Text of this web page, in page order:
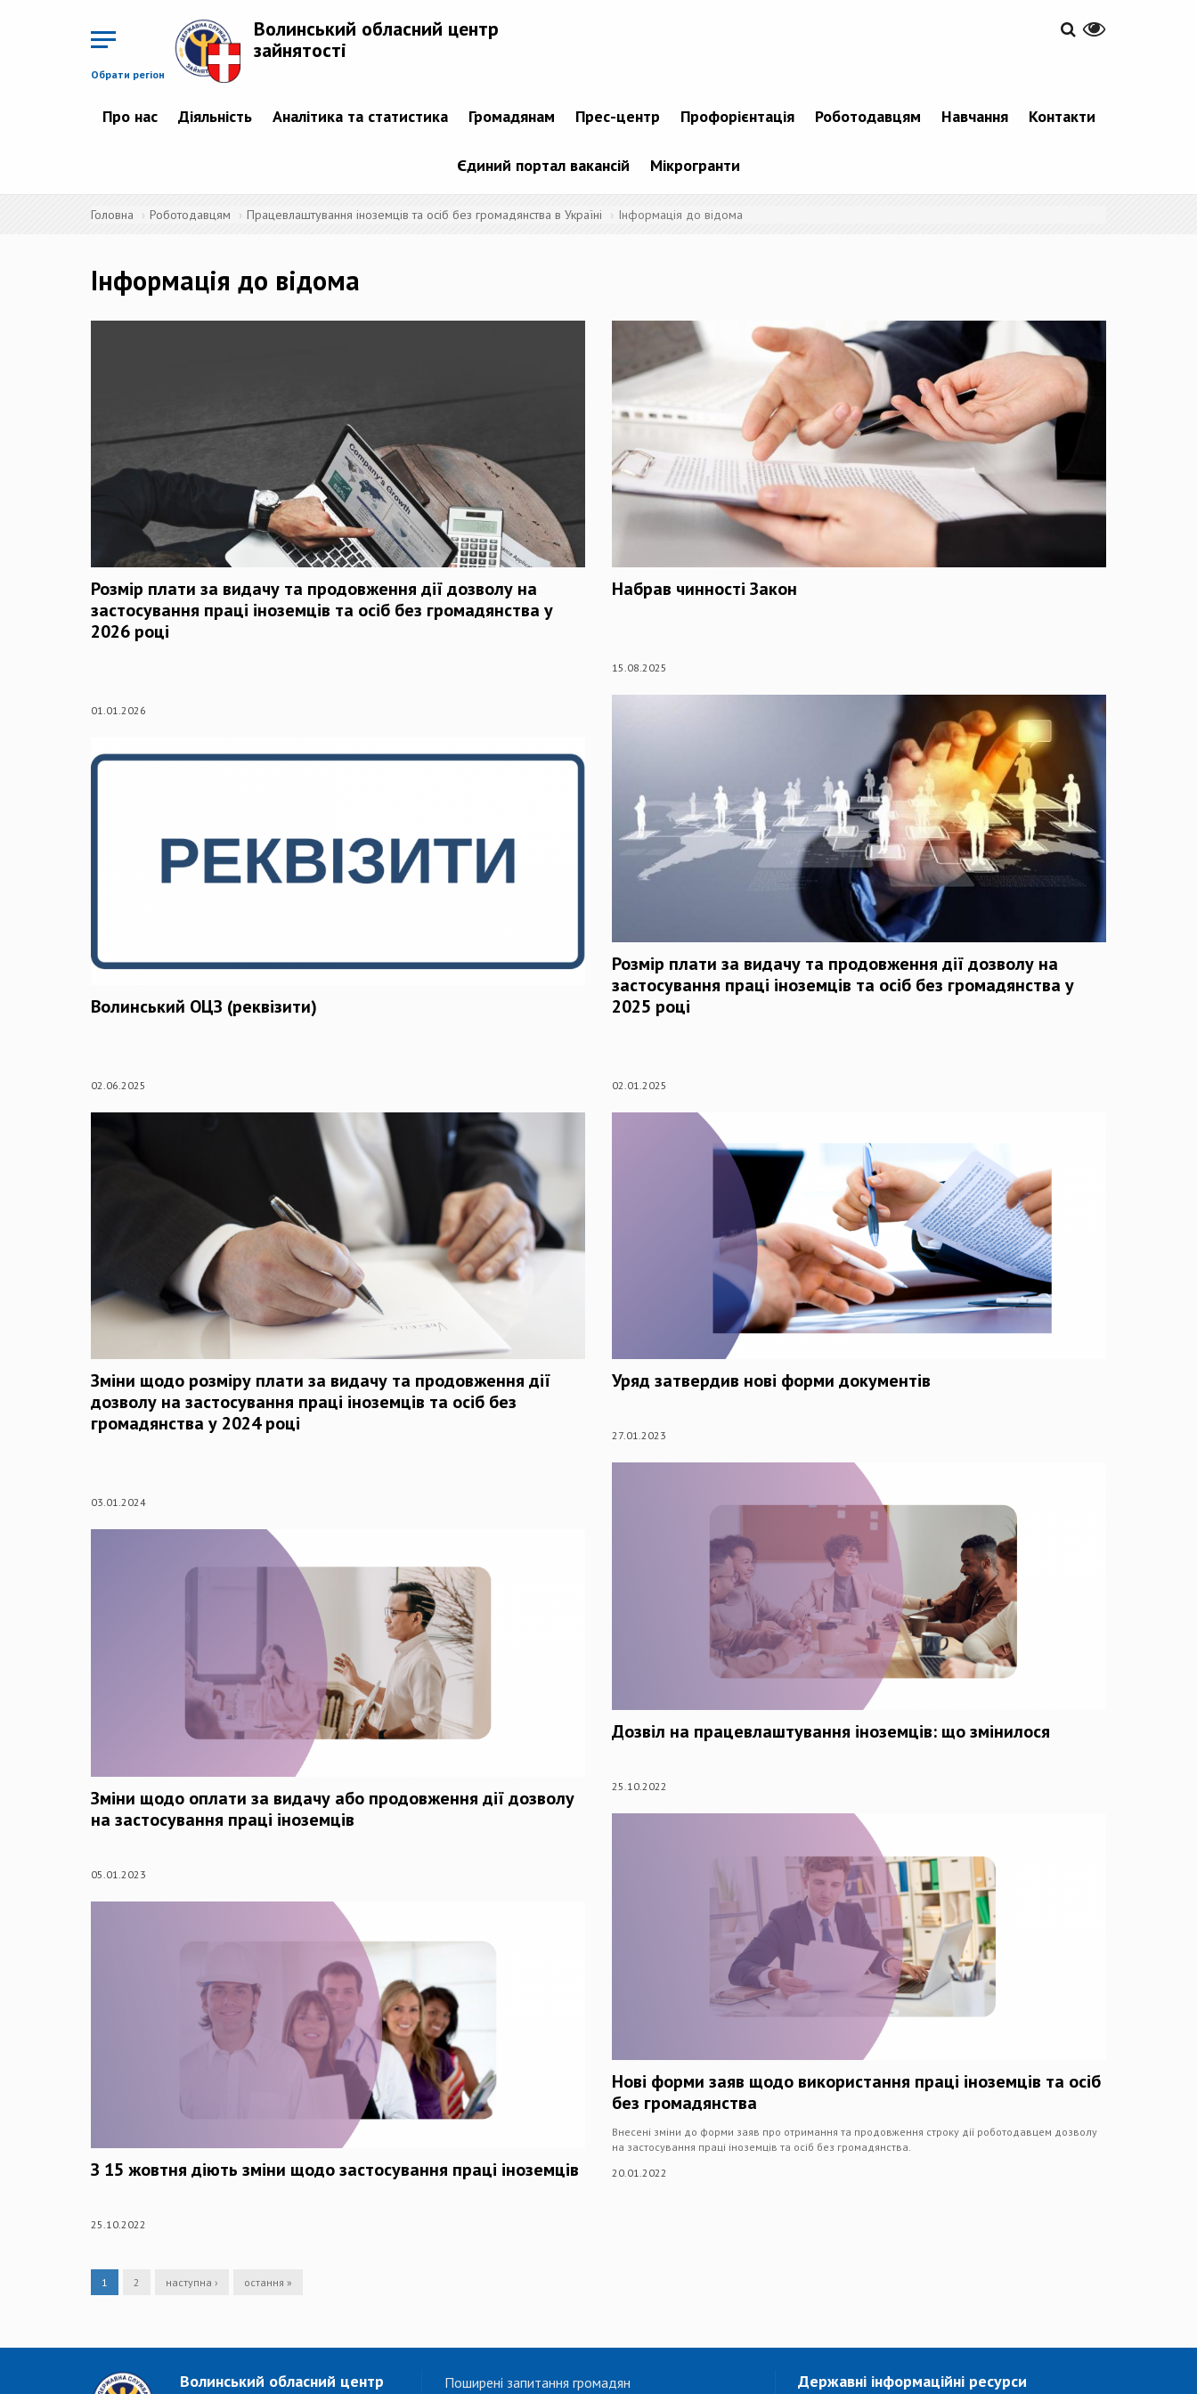
Обрати регіон
Волинський обласний центр
зайнятості
Про нас Діяльність Аналітика та статистика Громадянам Прес-центр Профорієнтація Роботодавцям Навчання Контакти
Єдиний портал вакансій Мікрогранти
Головна Роботодавцям Працевлаштування іноземців та осіб без громадянства в Україні Інформація до відома
Інформація до відома
Розмір плати за видачу та продовження дії дозволу на
застосування праці іноземців та осіб без громадянства у
2026 році
01.01.2026
Волинський ОЦЗ (реквізити)
02.06.2025
Зміни щодо розміру плати за видачу та продовження дії
дозволу на застосування праці іноземців та осіб без
громадянства у 2024 році
03.01.2024
Зміни щодо оплати за видачу або продовження дії дозволу
на застосування праці іноземців
05.01.2023
З 15 жовтня діють зміни щодо застосування праці іноземців
25.10.2022
Набрав чинності Закон
15.08.2025
Розмір плати за видачу та продовження дії дозволу на
застосування праці іноземців та осіб без громадянства у
2025 році
02.01.2025
Уряд затвердив нові форми документів
27.01.2023
Дозвіл на працевлаштування іноземців: що змінилося
25.10.2022
Нові форми заяв щодо використання праці іноземців та осіб
без громадянства
Внесені зміни до форми заяв про отримання та продовження строку дії роботодавцем дозволу
на застосування праці іноземців та осіб без громадянства.
20.01.2022
1 2 наступна › остання »
Волинський обласний центр
Поширені запитання громадян Державні інформаційні ресурси